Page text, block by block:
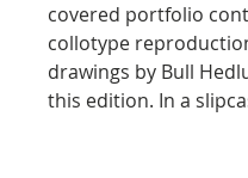
covered portfolio
collotype
drawings by Bull
this edition. In a